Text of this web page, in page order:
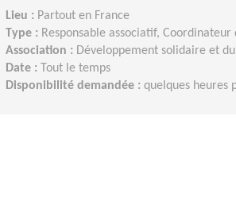
Lieu : Partout en France
Type : Responsable associatif, Coordinateur
Association : Développement solidaire et
Date :
Tout le temps
Disponibilité demandée : quelques heures